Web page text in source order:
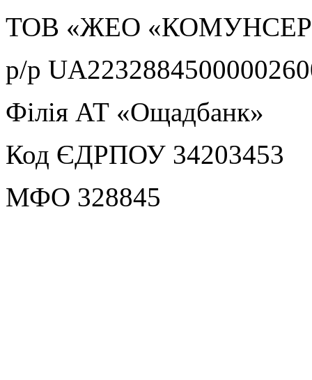
ТОВ «ЖЕО
р/р
Філія АТ «Ощадбанк»
Код ЄДРПОУ 34203453
МФО 328845